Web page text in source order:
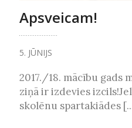
Apsveicam!
5. JŪNIJS
2017./18. mācību gads
ziņā ir izdevies
skolēnu spartakiādes